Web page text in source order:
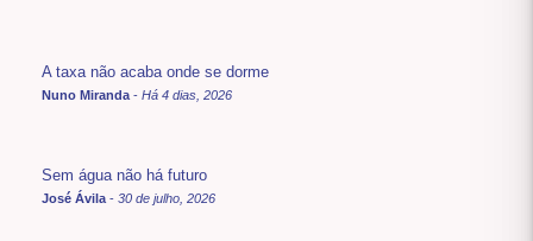
A taxa não acaba onde se dorme
Nuno Miranda - Há 4 dias, 2026
Sem água não há futuro
José Ávila - 30 de julho, 2026